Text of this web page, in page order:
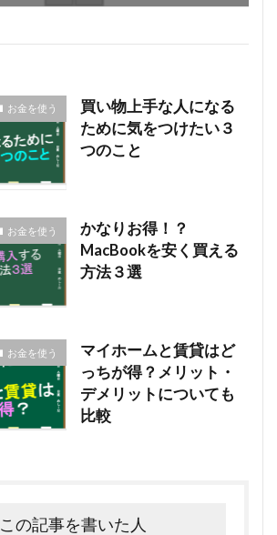
お金を使う
買い物上手な人になる
ために気をつけたい３
つのこと
お金を使う
かなりお得！？
MacBookを安く買える
方法３選
お金を使う
マイホームと賃貸はど
っちが得？メリット・
デメリットについても
比較
この記事を書いた人